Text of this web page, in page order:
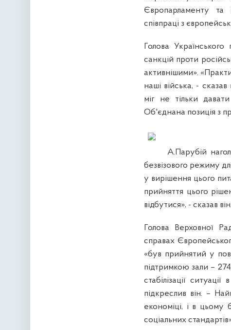
Європарламенту та
співпраці з
Голова
санкцій проти
активнішими».
наші війська, -
міг не тільки
Об'єднана позиція з
А.Парубій
безвізового режиму
у вирішення цього
прийняття цього
відбутися», - сказав він.
Голова Верховної
справах
«був прийнятий у
підтримкою зали –
стабілізації
підкреслив він. –
економіці, і в цьому
соціальних